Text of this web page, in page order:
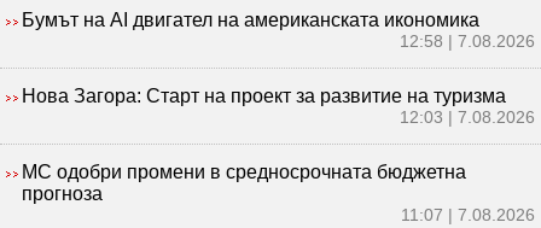
Бумът на AI двигател на американската икономика
12:58 | 7.08.2026
Нова Загора: Старт на проект за развитие на туризма
12:03 | 7.08.2026
МС одобри промени в средносрочната бюджетна
прогноза
11:07 | 7.08.2026